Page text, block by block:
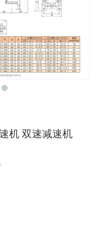
机 双速减速机